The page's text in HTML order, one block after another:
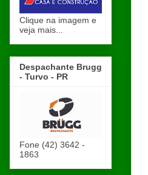
Clique na imagem e
veja mais...
Despachante Brugg
- Turvo - PR
Fone (42) 3642 -
1863